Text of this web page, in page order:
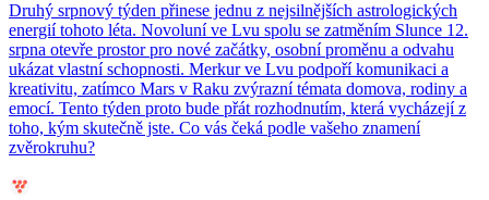
Druhý srpnový týden přinese jednu z nejsilnějších astrologických
energií tohoto léta. Novoluní ve Lvu spolu se zatměním Slunce 12.
srpna otevře prostor pro nové začátky, osobní proměnu a odvahu
ukázat vlastní schopnosti. Merkur ve Lvu podpoří komunikaci a
kreativitu, zatímco Mars v Raku zvýrazní témata domova, rodiny a
emocí. Tento týden proto bude přát rozhodnutím, která vycházejí z
toho, kým skutečně jste. Co vás čeká podle vašeho znamení
zvěrokruhu?